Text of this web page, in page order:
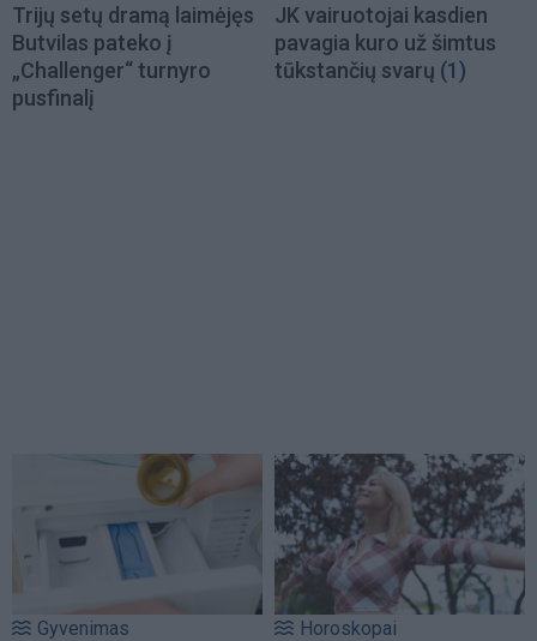
Trijų setų dramą laimėjęs
Butvilas pateko į
„Challenger“ turnyro
pusfinalį
JK vairuotojai kasdien
pavagia kuro už šimtus
tūkstančių svarų (1)
Gyvenimas Horoskopai